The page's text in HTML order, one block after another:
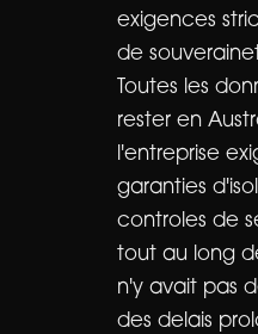
exigences
de
Toutes les
rester en
l'entreprise
garanties
controles de
tout au long
n'y avait pas
des delais